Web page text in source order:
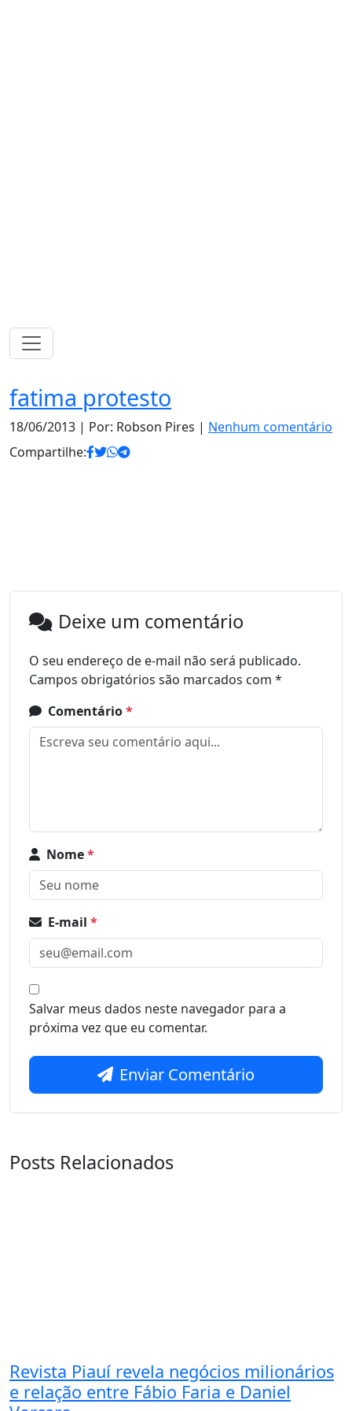
fatima protesto
18/06/2013 | Por: Robson Pires | Nenhum comentário
Compartilhe:
Deixe um comentário
O seu endereço de e-mail não será publicado.
Campos obrigatórios são marcados com *
Comentário*
Nome*
E-mail *
Salvar meus dados neste navegador para a
próxima vez que eu comentar.
Enviar Comentário
Posts Relacionados
Revista Piauí revela negócios milionários
e relação entre Fábio Faria e Daniel